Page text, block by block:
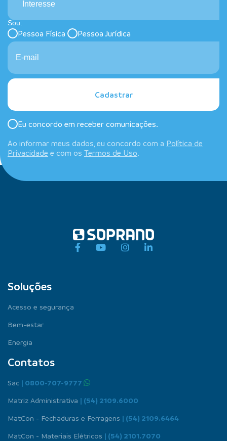
Interesse
Sou:
Pessoa Física Pessoa Jurídica
Cadastrar
Eu concordo em receber comunicações.
Ao informar meus dados, eu concordo com a Política de
Privacidade e com os Termos de Uso.
Soluções
Acesso e segurança
Bem-estar
Energia
Contatos
Sac | 0800-707-9777
Matriz Administrativa | (54) 2109.6000
MatCon - Fechaduras e Ferragens | (54) 2109.6464
MatCon - Materiais Elétricos | (54) 2101.7070